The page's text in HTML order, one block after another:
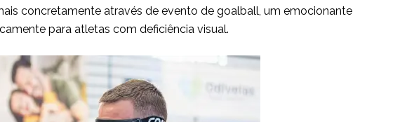
concretamente através de evento de goalball, um emocionante
para atletas com deficiência visual.